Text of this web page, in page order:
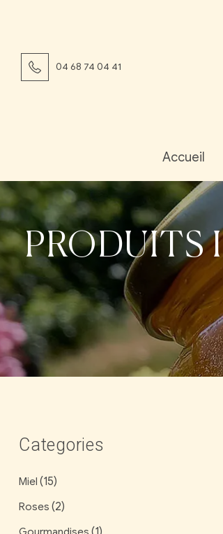
04 68 74 04 41
Accueil
PRODUITS
Categories
Miel (15)
Roses (2)